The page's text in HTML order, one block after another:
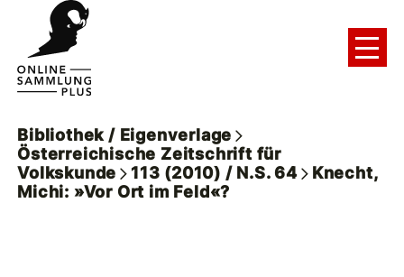
Bibliothek / Eigenverlage
Österreichische Zeitschrift für
Volkskunde
113 (2010) / N.S. 64
Knecht,
Michi: »Vor Ort im Feld«?